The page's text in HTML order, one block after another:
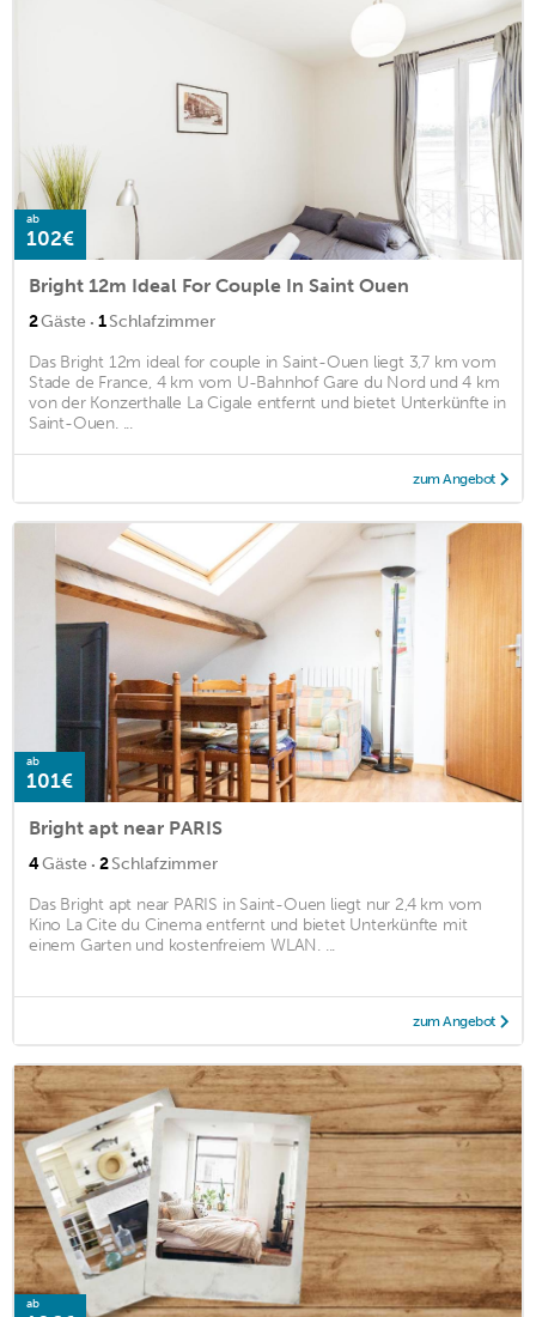
ab
102€
Bright 12m Ideal For Couple In Saint Ouen
2Gäste · 1Schlafzimmer
Das Bright 12m ideal for couple in Saint-Ouen liegt 3,7 km vom
Stade de France, 4 km vom U-Bahnhof Gare du Nord und 4 km
von der Konzerthalle La Cigale entfernt und bietet Unterkünfte in
Saint-Ouen. ...
zum Angebot
ab
101€
Bright apt near PARIS
4Gäste · 2Schlafzimmer
Das Bright apt near PARIS in Saint-Ouen liegt nur 2,4 km vom
Kino La Cite du Cinema entfernt und bietet Unterkünfte mit
einem Garten und kostenfreiem WLAN. ...
zum Angebot
ab